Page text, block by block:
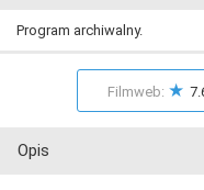
Program archiwalny.
Filmweb: ★
Opis